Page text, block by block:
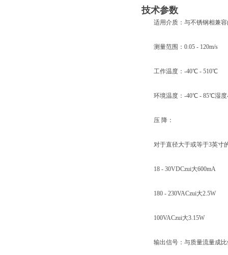
技术参数
适用介质：与不锈钢相兼容
测量范围：0.05 - 120m/s
工作温度：-40℃ - 510℃
环境温度：-40℃ - 85℃湿度
压 降：
对于直径大于或等于3英寸
18 - 30VDCzui大600mA
180 - 230VACzui大2.5W
100VACzui大3.15W
输出信号：与质量流量成比